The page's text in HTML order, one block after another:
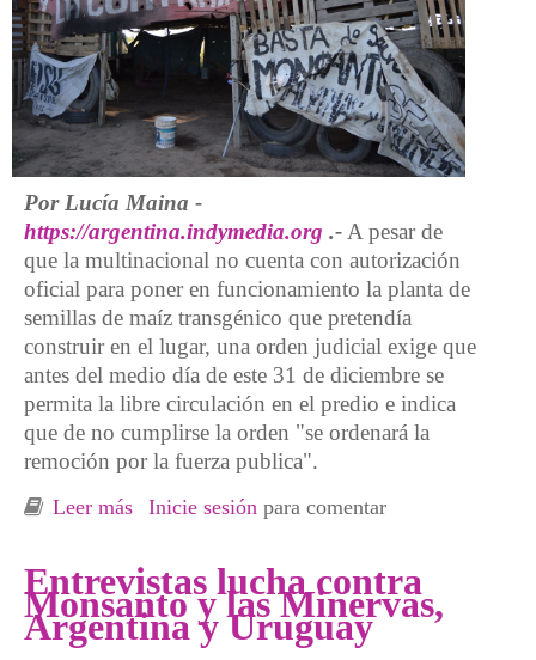
Por Lucía Maina -
https://argentina.indymedia.org .- A pesar de
que la multinacional no cuenta con autorización
oficial para poner en funcionamiento la planta de
semillas de maíz transgénico que pretendía
construir en el lugar, una orden judicial exige que
antes del medio día de este 31 de diciembre se
permita la libre circulación en el predio e indica
que de no cumplirse la orden "se ordenará la
remoción por la fuerza publica".
Leer más sobre Ordenan desalojar en las próximas
Argentinas
Inicie sesión para comentar
Entrevistas lucha contra
Monsanto y las Minervas,
Argentina y Uruguay